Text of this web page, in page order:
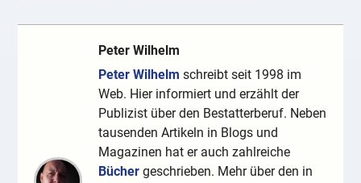
Peter Wilhelm
Peter Wilhelm schreibt seit 1998 im
Web. Hier informiert und erzählt der
Publizist über den Bestatterberuf. Neben
tausenden Artikeln in Blogs und
Magazinen hat er auch zahlreiche
Bücher geschrieben. Mehr über den in